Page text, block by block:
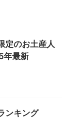
定のお土産人
年最新
ンキング